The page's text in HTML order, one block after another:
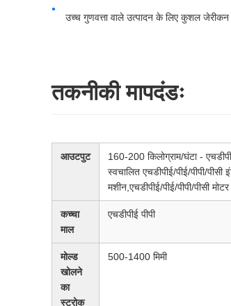
उच्च गुणवत्ता वाले उत्पादन के लिए कुशल जेरीकन
तकनीकी मापदंडः
आउटपुट
160-200 किलोग्राम/घंटा -
स्वचालित एचडीपीई/पीई/पीपी/
मशीन,एचडीपीई/पीई/पीपी/पीसी
कच्चा
माल
एचडीपीई पीपी
मोल्ड
खोलने
का
स्ट्रोक
500-1400 मिमी